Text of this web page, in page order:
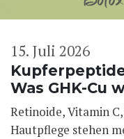
Was GHK-Cu
15. Juli 2026
Retinoide, Vitamin
Hautpflege stehen